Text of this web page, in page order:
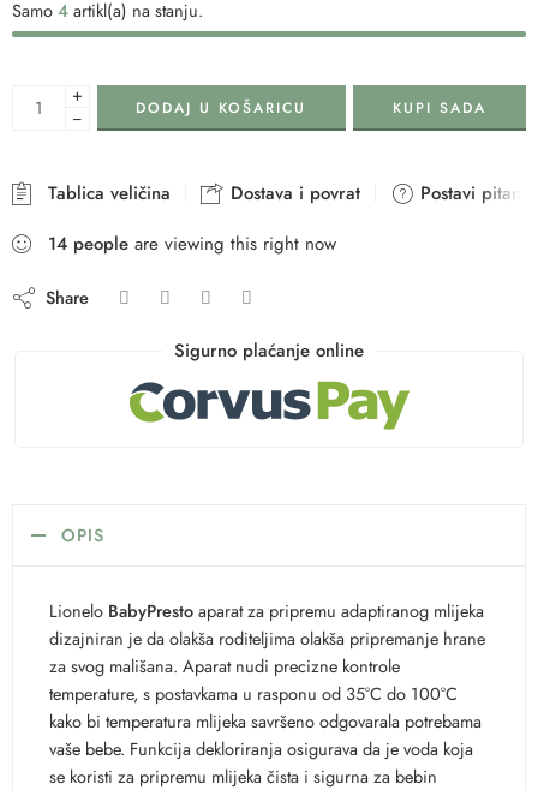
Samo4artikl(a) na stanju.
+
−
DODAJ U KOŠARICU KUPI SADA
Tablica veličina Dostava i povrat
Postavi pitanje
14 people are viewing this right now
Share
Sigurno plaćanje online
OPIS
Lionelo BabyPrestoaparat za pripremu adaptiranog mlijeka
dizajniran je da olakša roditeljima olakša pripremanje hrane
za svog mališana. Aparat nudi precizne kontrole
temperature, s postavkama u rasponu od 35°C do 100°C
kako bi temperatura mlijeka savršeno odgovarala potrebama
vaše bebe. Funkcija dekloriranja osigurava da je voda koja
se koristi za pripremu mlijeka čista i sigurna za bebin